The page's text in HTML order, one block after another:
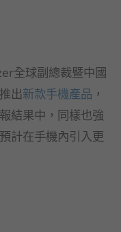
全球副總裁暨中國
出新款手機產品 ，
結果中，同樣也強
計在手機內引入更